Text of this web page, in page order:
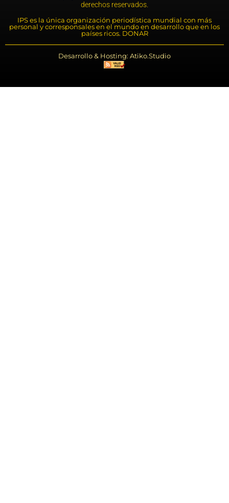
derechos reservados.
IPS es la única organización periodística mundial con más
personal y corresponsales en el mundo en desarrollo que en los
países ricos. DONAR
Desarrollo & Hosting: Atiko.Studio